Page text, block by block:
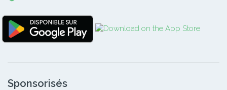
Sponsorisés